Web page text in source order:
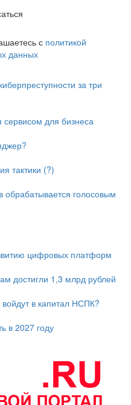
с политикой
данных
за три
сервисом для бизнеса
тактики (?)
голосовым
цифровых платформ
достигли 1,3 млрд рублей
в капитал НСПК?
в 2027 году